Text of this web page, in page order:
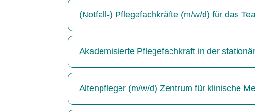
(Notfall-) Pflegefachkräfte (m/w/d) für das
Akademisierte Pflegefachkraft in der
Altenpfleger (m/w/d) Zentrum für klinische